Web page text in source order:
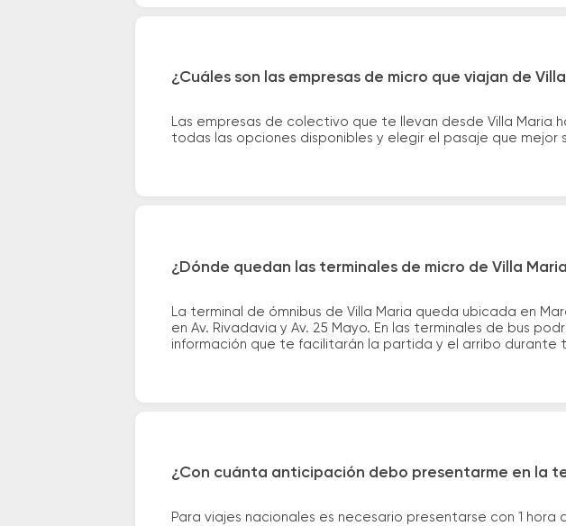
¿Cuáles son las empresas de micro que viajan de
Las empresas de colectivo que te llevan desde Villa
todas las opciones disponibles y elegir el pasaje que
¿Dónde quedan las terminales de micro de Villa
La terminal de ómnibus de Villa Maria queda ubicada en
en Av. Rivadavia y Av. 25 Mayo. En las terminales de bus
información que te facilitarán la partida y el arribo durante
¿Con cuánta anticipación debo presentarme en la
Para viajes nacionales es necesario presentarse con 1